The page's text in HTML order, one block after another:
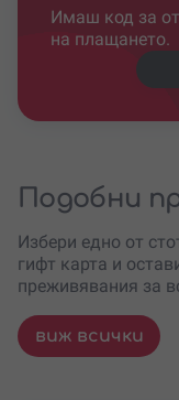
Имаш код за
на плащането.
Подобни
Избери едно от
гифт карта и
преживявания за
виж всички